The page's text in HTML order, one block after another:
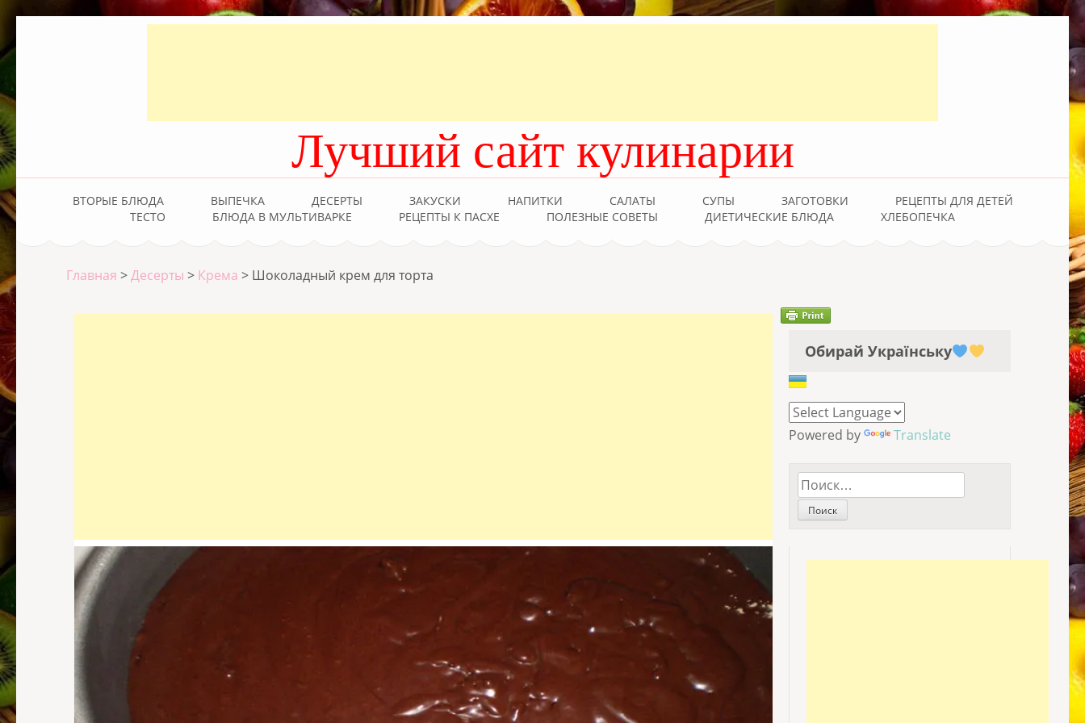
Лучший сайт кулинарии
ВТОРЫЕ БЛЮДА ВЫПЕЧКА ДЕСЕРТЫ ЗАКУСКИ НАПИТКИ САЛАТЫ СУПЫ ЗАГОТОВКИ
РЕЦЕПТЫ ДЛЯ ДЕТЕЙ
ТЕСТО
БЛЮДА В МУЛЬТИВАРКЕ РЕЦЕПТЫ К ПАСХЕ ПОЛЕЗНЫЕ СОВЕТЫ ДИЕТИЧЕСКИЕ БЛЮДА ХЛЕБОПЕЧКА
Главная >Десерты > Крема > Шоколадный крем для торта
Обирай Українську
Powered by Translate
Найти: